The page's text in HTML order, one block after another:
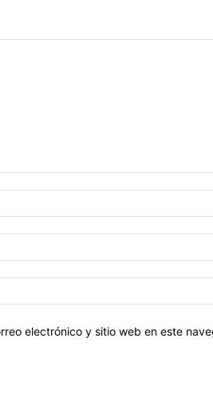
electrónico y sitio web en este